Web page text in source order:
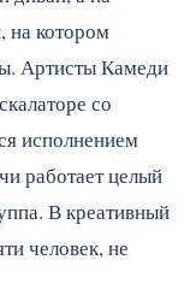
на котором
Артисты Камеди
со
исполнением
работает целый
В креативный
человек, не